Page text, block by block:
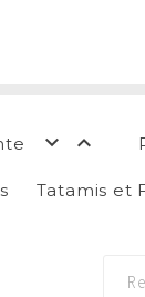
 
Tatamis et